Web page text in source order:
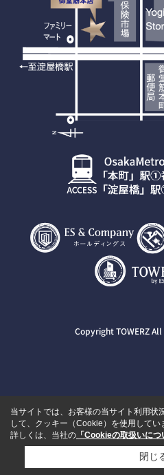
Copyright TOWERZ
当サイトでは、お客様の当サイト利用状
して、クッキー（Cookie）を使用してい
詳しくは、当社の 「Cookieの取扱いにつ
閉じ